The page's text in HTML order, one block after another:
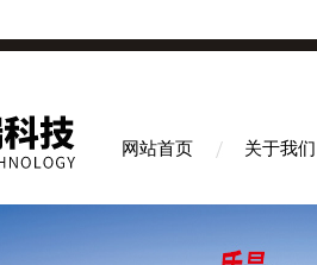
网站首页 关于我们